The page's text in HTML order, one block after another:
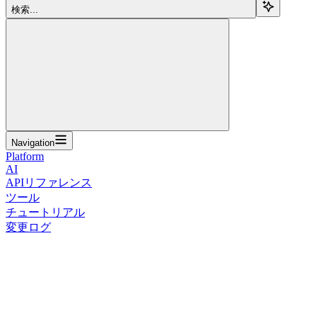
検索...
Navigation
Platform
AI
APIリファレンス
ツール
チュートリアル
変更ログ